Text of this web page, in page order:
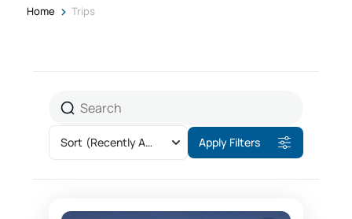
Home > Trips
Sort (Recently Added) Apply Filters